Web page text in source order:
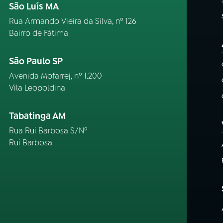
São Luís MA
Rua Armando Vieira da Silva, nº 126
Bairro de Fátima
São Paulo SP
Avenida Mofarrej, nº 1.200
Vila Leopoldina
Tabatinga AM
Rua Rui Barbosa S/Nº
Rui Barbosa